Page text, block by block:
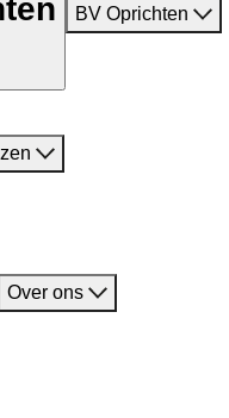
BV Oprichten
Over ons